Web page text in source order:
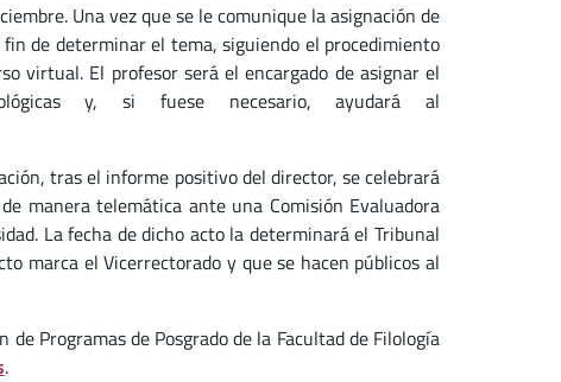
Una vez que se le comunique la asignación de
de determinar el tema, siguiendo el procedimiento
virtual. El profesor será el encargado de asignar el
y, si fuese necesario, ayudará al
tras el informe positivo del director, se celebrará
manera telemática ante una Comisión Evaluadora
La fecha de dicho acto la determinará el Tribunal
marca el Vicerrectorado y que se hacen públicos al
Programas de Posgrado de la Facultad de Filología
.